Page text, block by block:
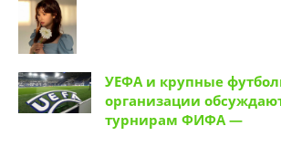
УЕФА и крупные
организации
турнирам ФИФА —